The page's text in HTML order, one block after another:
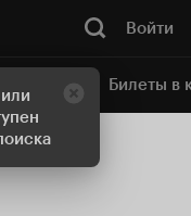
Войти
Билеты в